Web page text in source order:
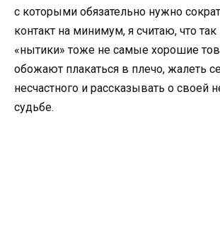
с которыми обязательно нужно
контакт на минимум, я считаю, что
«нытики» тоже не самые хорошие
обожают плакаться в плечо, жалеть
несчастного и рассказывать о своей
судьбе.